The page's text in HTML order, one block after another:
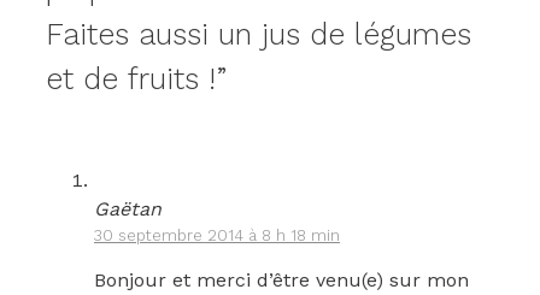
Faites aussi un jus de légumes
et de fruits !”
Gaëtan
30 septembre 2014 à 8 h 18 min
Bonjour et merci d’être venu(e) sur mon